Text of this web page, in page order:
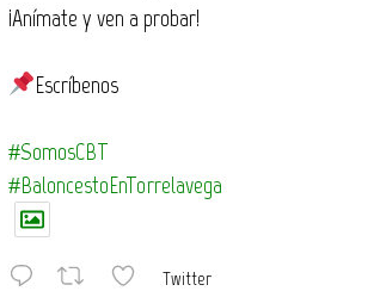
¡Anímate y ven a probar!
Escríbenos
#SomosCBT
#BaloncestoEnTorrelavega
Twitter